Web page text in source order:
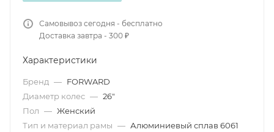
Самовывоз сегодня - бесплатно
Доставка завтра - 300 ₽
Характеристики
Бренд — FORWARD
Диаметр колес — 26"
Пол — Женский
Тип и материал рамы — Алюминиевый сплав 6061